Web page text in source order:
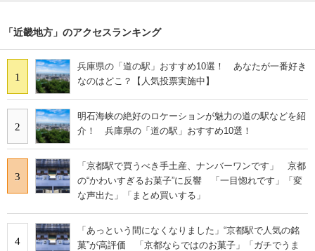
「近畿地方」のアクセスランキング
1
兵庫県の「道の駅」おすすめ10選！ あなたが一番好き
なのはどこ？【人気投票実施中】
2
明石海峡の絶好のロケーションが魅力の道の駅などを紹
介！ 兵庫県の「道の駅」おすすめ10選！
3
「京都駅で買うべき手土産、ナンバーワンです」 京都
の“かわいすぎるお菓子”に反響 「一目惚れです」「変
な声出た」「まとめ買いする」
4
「あっという間になくなりました」“京都駅で人気の銘
菓”が高評価 「京都ならではのお菓子」「ガチでうま